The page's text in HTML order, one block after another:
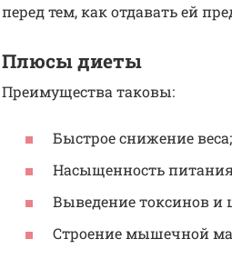
перед тем, как отдавать ей
Плюсы диеты
Преимущества таковы:
Быстрое снижение веса;
Насыщенность
Выведение токсинов и
Строение мышечной